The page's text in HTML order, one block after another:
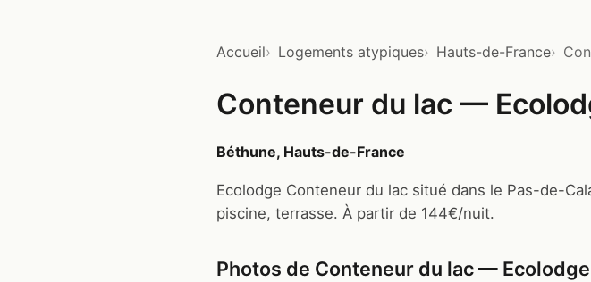
Accueil Logements atypiques Hauts-de-France
Conteneur du lac —
Béthune, Hauts-de-France
Ecolodge Conteneur du lac situé dans le Pas-de-
piscine, terrasse. À partir de 144€/nuit.
Photos de Conteneur du lac —